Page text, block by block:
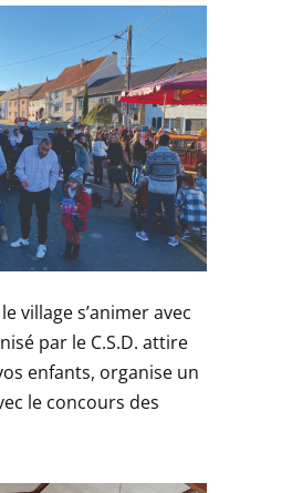
village s’animer avec
par le C.S.D. attire
enfants, organise un
le concours des